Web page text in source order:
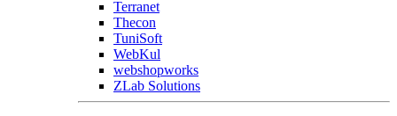
Terranet
Thecon
TuniSoft
WebKul
webshopworks
ZLab Solutions